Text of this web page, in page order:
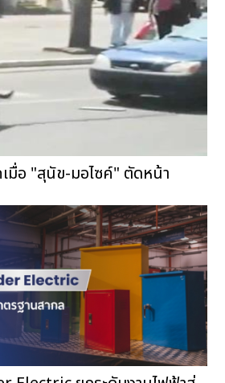
มื่อ "สุนัข-มอไซค์" ตัดหน้า